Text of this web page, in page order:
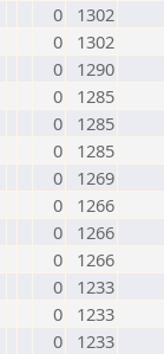
0
1302
0
1302
0
1290
0
1285
0
1285
0
1285
0
1269
0
1266
0
1266
0
1266
0
1233
0
1233
0
1233